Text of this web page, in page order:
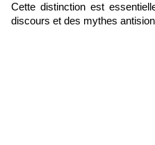
Cette distinction est
discours et des mythes